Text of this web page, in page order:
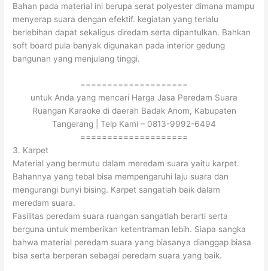
Bahan pada material ini berupa serat polyester dimana mampu
menyerap suara dengan efektif. kegiatan yang terlalu
berlebihan dapat sekaligus diredam serta dipantulkan. Bahkan
soft board pula banyak digunakan pada interior gedung
bangunan yang menjulang tinggi.
====================
untuk Anda yang mencari Harga Jasa Peredam Suara
Ruangan Karaoke di daerah Badak Anom, Kabupaten
Tangerang | Telp Kami – 0813-9992-6494
====================
3. Karpet
Material yang bermutu dalam meredam suara yaitu karpet.
Bahannya yang tebal bisa mempengaruhi laju suara dan
mengurangi bunyi bising. Karpet sangatlah baik dalam
meredam suara.
Fasilitas peredam suara ruangan sangatlah berarti serta
berguna untuk memberikan ketentraman lebih. Siapa sangka
bahwa material peredam suara yang biasanya dianggap biasa
bisa serta berperan sebagai peredam suara yang baik.